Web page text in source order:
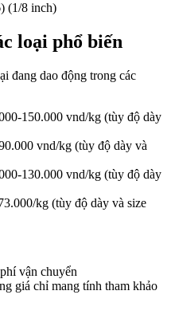
(1/8 inch)
loại phổ biến
đang dao động trong các
150.000 vnd/kg (tùy độ dày
vnd/kg (tùy độ dày và
130.000 vnd/kg (tùy độ dày
kg (tùy độ dày và size
vận chuyển
giá chỉ mang tính tham khảo